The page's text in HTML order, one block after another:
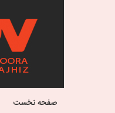
صفحه نخست